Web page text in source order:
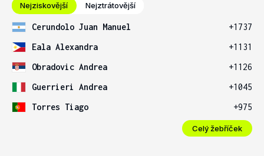
Nejziskovější Nejztrátovější
Cerundolo Juan Manuel
+1737
Eala Alexandra
+1131
Obradovic Andrea
+1126
Guerrieri Andrea
+1045
Torres Tiago
+975
Celý žebříček